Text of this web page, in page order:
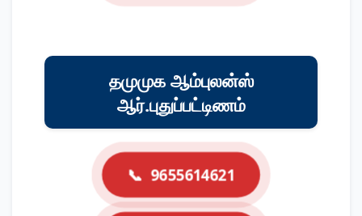
தமுமுக ஆம்புலன்ஸ்
ஆர்.புதுப்பட்டிணம்
📞 9655614621